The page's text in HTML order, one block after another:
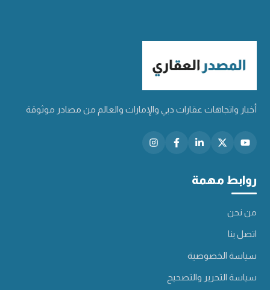
أخبار واتجاهات عقارات دبي والإمارات والعالم من مصادر موثوقة
روابط مهمة
من نحن
اتصل بنا
سياسة الخصوصية
سياسة التحرير والتصحيح